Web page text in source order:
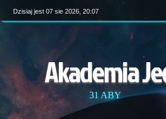
Dzisiaj jest 07 sie 2026, 20:07
Akademia
31 ABY